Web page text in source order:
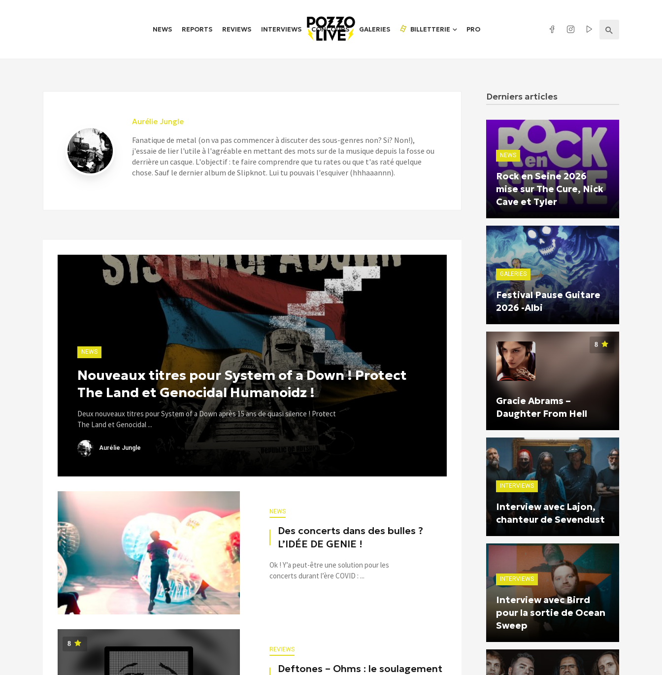
NEWS REPORTS REVIEWS INTERVIEWS CONCOURS GALERIES BILLETTERIE PRO
Aurélie Jungle
Fanatique de metal (on va pas commencer à discuter des sous-genres non? Si? Non!),
j'essaie de lier l'utile à l'agréable en mettant des mots sur de la musique depuis la fosse ou
derrière un casque. L'objectif : te faire comprendre que tu rates ou que t'as raté quelque
chose. Sauf le dernier album de Slipknot. Lui tu pouvais l'esquiver (hhhaaannn).
NEWS
Nouveaux titres pour System of a Down ! Protect
The Land et Genocidal Humanoidz !
Deux nouveaux titres pour System of a Down après 15 ans de quasi silence ! Protect
The Land et Genocidal ...
Aurélie Jungle
NEWS
Des concerts dans des bulles ?
L’IDÉE DE GENIE !
Ok ! Y’a peut-être une solution pour les
concerts durant l’ère COVID : ...
8
REVIEWS
Deftones – Ohms : le soulagement
Derniers articles
NEWS
Rock en Seine 2026
mise sur The Cure, Nick
Cave et Tyler
GALERIES
Festival Pause Guitare
2026 -Albi
8
Gracie Abrams –
Daughter From Hell
INTERVIEWS
Interview avec Lajon,
chanteur de Sevendust
INTERVIEWS
Interview avec Birrd
pour la sortie de Ocean
Sweep